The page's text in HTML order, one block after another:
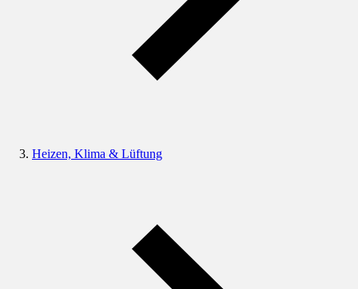
Heizen, Klima & Lüftung